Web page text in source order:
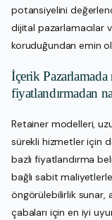
potansiyelini
dijital pazarlamacılar
koruduğundan emin
İçerik
fiyatlandırmadan
Retainer modelleri,
sürekli hizmetler için
bazlı fiyatlandırma
bağlı sabit
öngörülebilirlik sunar,
çabaları için en iyi